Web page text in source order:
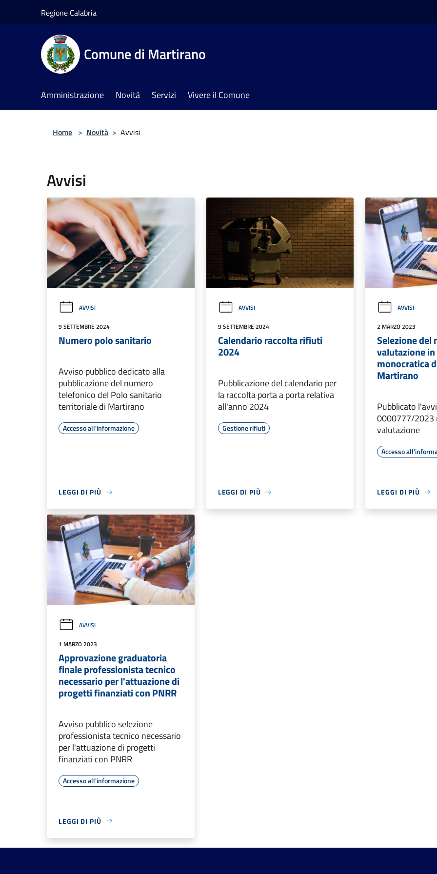
Regione Calabria
Comune di Martirano
Amministrazione Novità Servizi Vivere il Comune
Home > Novità > Avvisi
Avvisi
AVVISI
9 SETTEMBRE 2024
Numero polo sanitario
Avviso pubblico dedicato alla
pubblicazione del numero
telefonico del Polo sanitario
territoriale di Martirano
Accesso all'informazione
LEGGI DI PIÙ
AVVISI
9 SETTEMBRE 2024
Calendario raccolta rifiuti
2024
Pubblicazione del calendario per
la raccolta porta a porta relativa
all'anno 2024
Gestione rifiuti
LEGGI DI PIÙ
AVVISI
2 MARZO 2023
Selezione del
valutazione
monocratica
Martirano
Pubblicato
0000777/2023
valutazione
Accesso
LEGGI DI PIÙ
AVVISI
1 MARZO 2023
Approvazione graduatoria
finale professionista tecnico
necessario per l'attuazione di
progetti finanziati con PNRR
Avviso pubblico selezione
professionista tecnico necessario
per l'attuazione di progetti
finanziati con PNRR
Accesso all'informazione
LEGGI DI PIÙ